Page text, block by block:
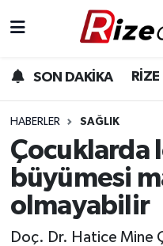
SON DAKİKA RİZE
HABERLER SAĞLIK
Çocuklarda
büyümesi
olmayabilir
Doç. Dr. Hatice Mine
Gündem
Yurttan Haberler
Ekonomi
Teknoloji
Rize Hava Durumu
Rize Trafik
Süper Lig Puan
Tüm Manşetler